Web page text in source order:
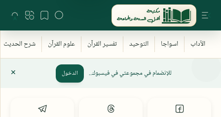
للإنضمام في مجموعتي في فيسبوك.. الدخول